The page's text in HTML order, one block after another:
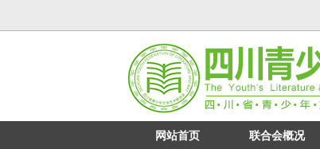
网站首页 联合会概况